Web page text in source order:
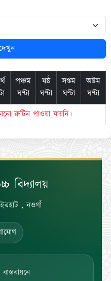
পঞ্চম
ঘণ্টা
ষষ্ঠ
ঘণ্টা
সপ্তম
ঘণ্টা
অষ্টম
ঘণ্টা
রুটিন পাওয়া যায়নি।
বিদ্যালয়
, নওগাঁ